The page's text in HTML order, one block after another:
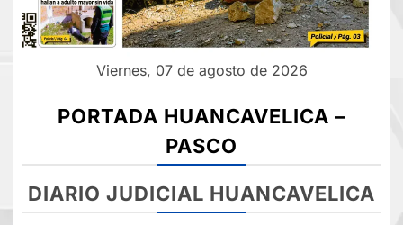
Viernes, 07 de agosto de 2026
PORTADA HUANCAVELICA –
PASCO
DIARIO JUDICIAL HUANCAVELICA